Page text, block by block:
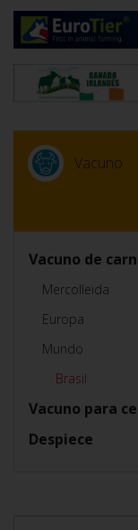
Vacuno
Vacuno de
Mercolleida
Europa
Mundo
Brasil
Vacuno para
Despiece